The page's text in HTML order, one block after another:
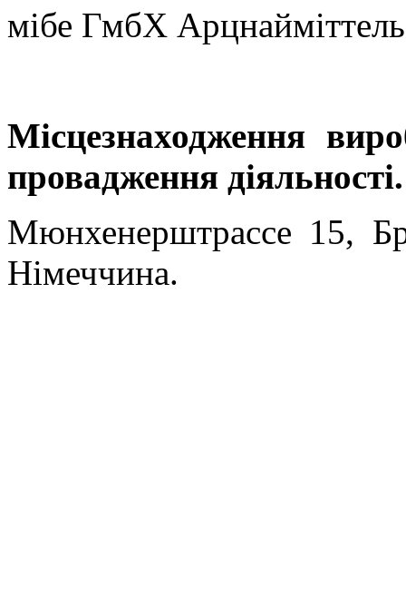
мібе ГмбХ
Місцезнаходження
провадження діяльності.
Мюнхенерштрассе 15,
Німеччина.